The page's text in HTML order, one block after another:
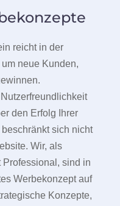
reicht in der
neue Kunden,
den Erfolg Ihrer
sich nicht
Wir, als
sind in
Werbekonzept auf
Konzepte,